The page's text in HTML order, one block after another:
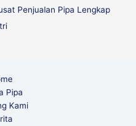
Penjualan Pipa Lengkap
Pipa
Kami